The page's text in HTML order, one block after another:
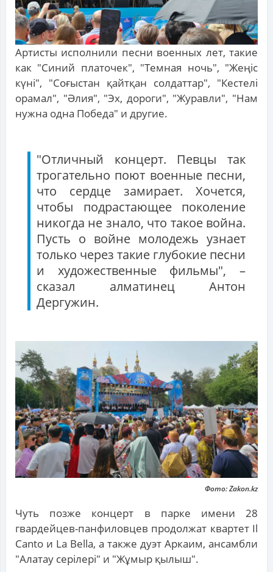
Артисты исполнили песни военных лет, такие
как "Синий платочек", "Темная ночь", "Жеңіс
күні", "Соғыстан қайтқан солдаттар", "Кестелі
орамал", "Әлия", "Эх, дороги", "Журавли", "Нам
нужна одна Победа" и другие.
"Отличный концерт. Певцы так
трогательно поют военные песни,
что сердце замирает. Хочется,
чтобы подрастающее поколение
никогда не знало, что такое война.
Пусть о войне молодежь узнает
только через такие глубокие песни
и художественные фильмы", –
сказал алматинец Антон
Дергужин.
Фото: Zakon.kz
Чуть позже концерт в парке имени 28
гвардейцев-панфиловцев продолжат квартет Il
Canto и La Bella, а также дуэт Аркаим, ансамбли
"Алатау серілері" и "Жұмыр қылыш".